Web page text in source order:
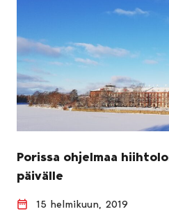
Porissa ohjelmaa
päivälle
15 helmikuun, 2019